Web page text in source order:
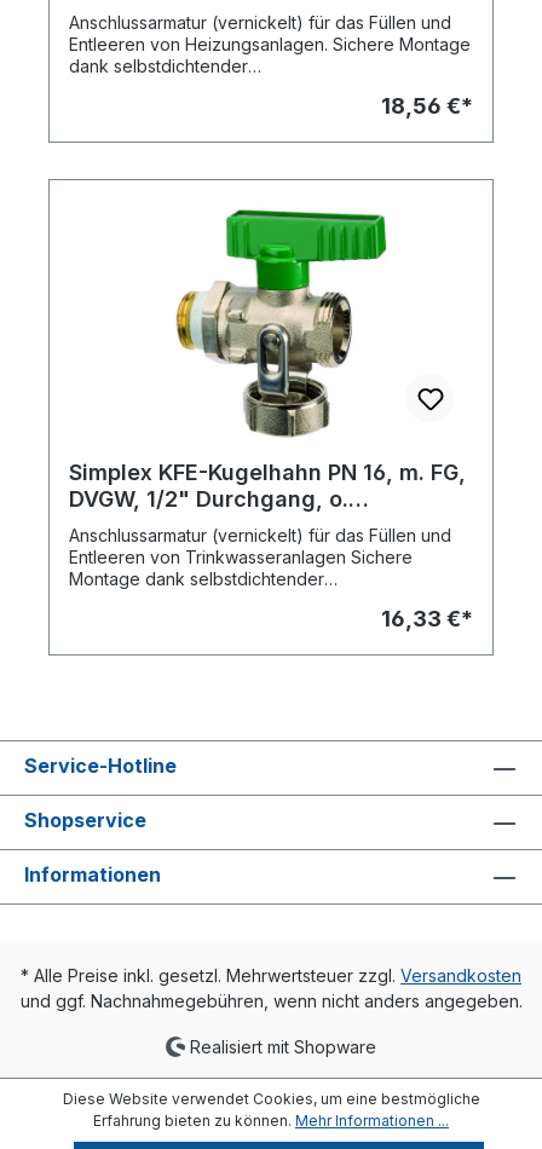
Anschlussarmatur (vernickelt) für das Füllen und
Entleeren von Heizungsanlagen. Sichere Montage
dank selbstdichtender
einer Kette oder Schlaufe. Flügelgriff leicht
Versteckte Betätigungsmöglichkeit durch die
Blindkappe, die als Handrad dient. Einsatzbereich:
Warmwasser-Heizungsanlagen, max. Druck: 10
bar, max. Temp. 110 Grad C Dauertemperatur, 130
Grad C kurzzeitig.
18,56 €*
Simplex KFE-Kugelhahn PN 16, m. FG,
DVGW, 1/2" Durchgang, o.
Schlauchverschr.
Anschlussarmatur (vernickelt) für das Füllen und
Entleeren von Trinkwasseranlagen Sichere
Montage dank selbstdichtender
max. Temp. 95 Grad C Fabr. Simplex
16,33 €*
Service-Hotline
Shopservice
Informationen
* Alle Preise inkl. gesetzl. Mehrwertsteuer zzgl. Versandkosten
und ggf. Nachnahmegebühren, wenn nicht anders angegeben.
Realisiert mit Shopware
Diese Website verwendet Cookies, um eine bestmögliche
Erfahrung bieten zu können. Mehr Informationen ...